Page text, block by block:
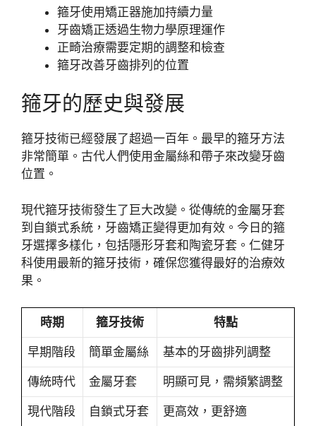
箍牙使用矯正器施加持續力量
牙齒矯正透過生物力學原理運作
正畸治療需要定期的調整和檢查
箍牙改善牙齒排列的位置
箍牙的歷史與發展
箍牙技術已經發展了超過一百年。最早的箍牙方法
非常簡單。古代人們使用金屬絲和帶子來改變牙齒
位置。
現代箍牙技術發生了巨大改變。從傳統的金屬牙套
到自鎖式系統，牙齒矯正變得更加有效。今日的箍
牙選擇多樣化，包括隱形牙套和陶瓷牙套。仁健牙
科使用最新的箍牙技術，確保您獲得最好的治療效
果。
時期 箍牙技術 特點
早期階段 簡單金屬絲 基本的牙齒排列調整
傳統時代 金屬牙套 明顯可見，需頻繁調整
現代階段 自鎖式牙套 更高效，更舒適